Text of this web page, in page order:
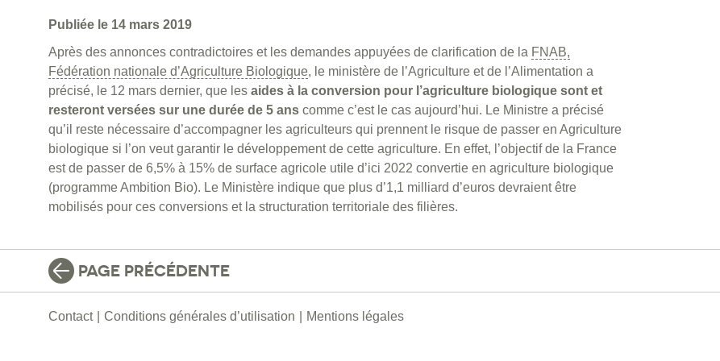
Publiée le 14 mars 2019
Après des annonces contradictoires et les demandes appuyées de clarification de la FNAB,
Fédération nationale d’Agriculture Biologique, le ministère de l’Agriculture et de l’Alimentation a
précisé, le 12 mars dernier, que les aides à la conversion pour l’agriculture biologique sont et
resteront versées sur une durée de 5 ans comme c’est le cas aujourd’hui. Le Ministre a précisé
qu’il reste nécessaire d’accompagner les agriculteurs qui prennent le risque de passer en Agriculture
biologique si l’on veut garantir le développement de cette agriculture. En effet, l’objectif de la France
est de passer de 6,5% à 15% de surface agricole utile d’ici 2022 convertie en agriculture biologique
(programme Ambition Bio). Le Ministère indique que plus d’1,1 milliard d’euros devraient être
mobilisés pour ces conversions et la structuration territoriale des filières.
PAGE PRÉCÉDENTE
Contact Conditions générales d’utilisation Mentions légales